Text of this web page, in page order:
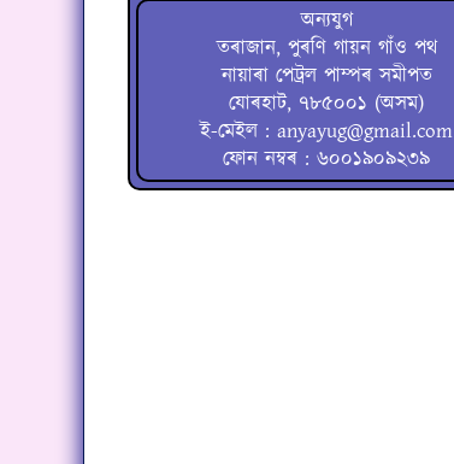
অন্যযুগ
তৰাজান, পুৰণি গায়ন গাঁও পথ
নায়াৰা পেট্ৰল পাম্পৰ সমীপত
যোৰহাট, ৭৮৫০০১ (অসম)
ই-মেইল : anyayug@gmail.com
ফোন নম্বৰ : ৬০০১৯০৯২৩৯